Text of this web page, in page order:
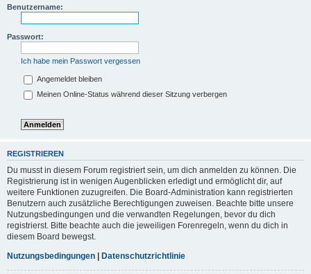
Benutzername:
Passwort:
Ich habe mein Passwort vergessen
Angemeldet bleiben
Meinen Online-Status während dieser Sitzung verbergen
REGISTRIEREN
Du musst in diesem Forum registriert sein, um dich anmelden zu können. Die
Registrierung ist in wenigen Augenblicken erledigt und ermöglicht dir, auf
weitere Funktionen zuzugreifen. Die Board-Administration kann registrierten
Benutzern auch zusätzliche Berechtigungen zuweisen. Beachte bitte unsere
Nutzungsbedingungen und die verwandten Regelungen, bevor du dich
registrierst. Bitte beachte auch die jeweiligen Forenregeln, wenn du dich in
diesem Board bewegst.
Nutzungsbedingungen | Datenschutzrichtlinie